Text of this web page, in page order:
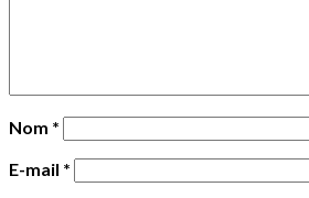
Nom *
E-mail *